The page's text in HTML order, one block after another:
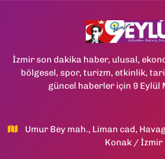
İzmir son dakika haber, ulusal,
bölgesel, spor, turizm, etkinlik,
güncel haberler için 9 Eylül
Umur Bey mah., Liman cad,
Konak / İzmir